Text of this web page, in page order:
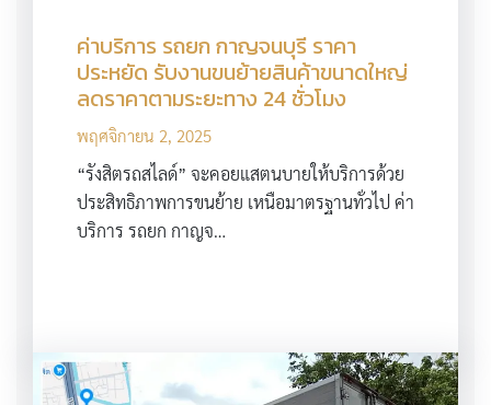
ค่าบริการ รถยก กาญจนบุรี ราคา
ประหยัด รับงานขนย้ายสินค้าขนาดใหญ่
ลดราคาตามระยะทาง 24 ชั่วโมง
พฤศจิกายน 2, 2025
“รังสิตรถสไลด์” จะคอยแสตนบายให้บริการด้วย
ประสิทธิภาพการขนย้าย เหนือมาตรฐานทั่วไป ค่า
บริการ รถยก กาญจ…